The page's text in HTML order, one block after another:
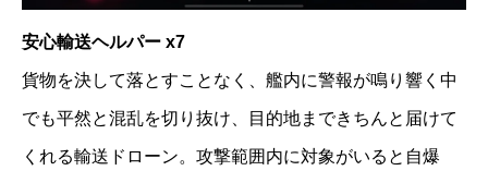
安心輸送ヘルパー x7
貨物を決して落とすことなく、艦内に警報が鳴り響く中
でも平然と混乱を切り抜け、目的地まできちんと届けて
くれる輸送ドローン。攻撃範囲内に対象がいると自爆